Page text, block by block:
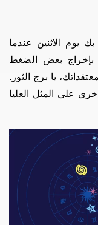
يوم الاثنين عندما
بإخراج بعض الضغط
يا برج الثور.
على المثل العليا